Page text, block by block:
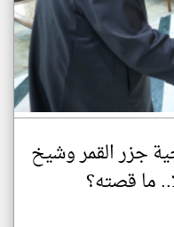
جزر القمر وشيخ
ما قصته؟